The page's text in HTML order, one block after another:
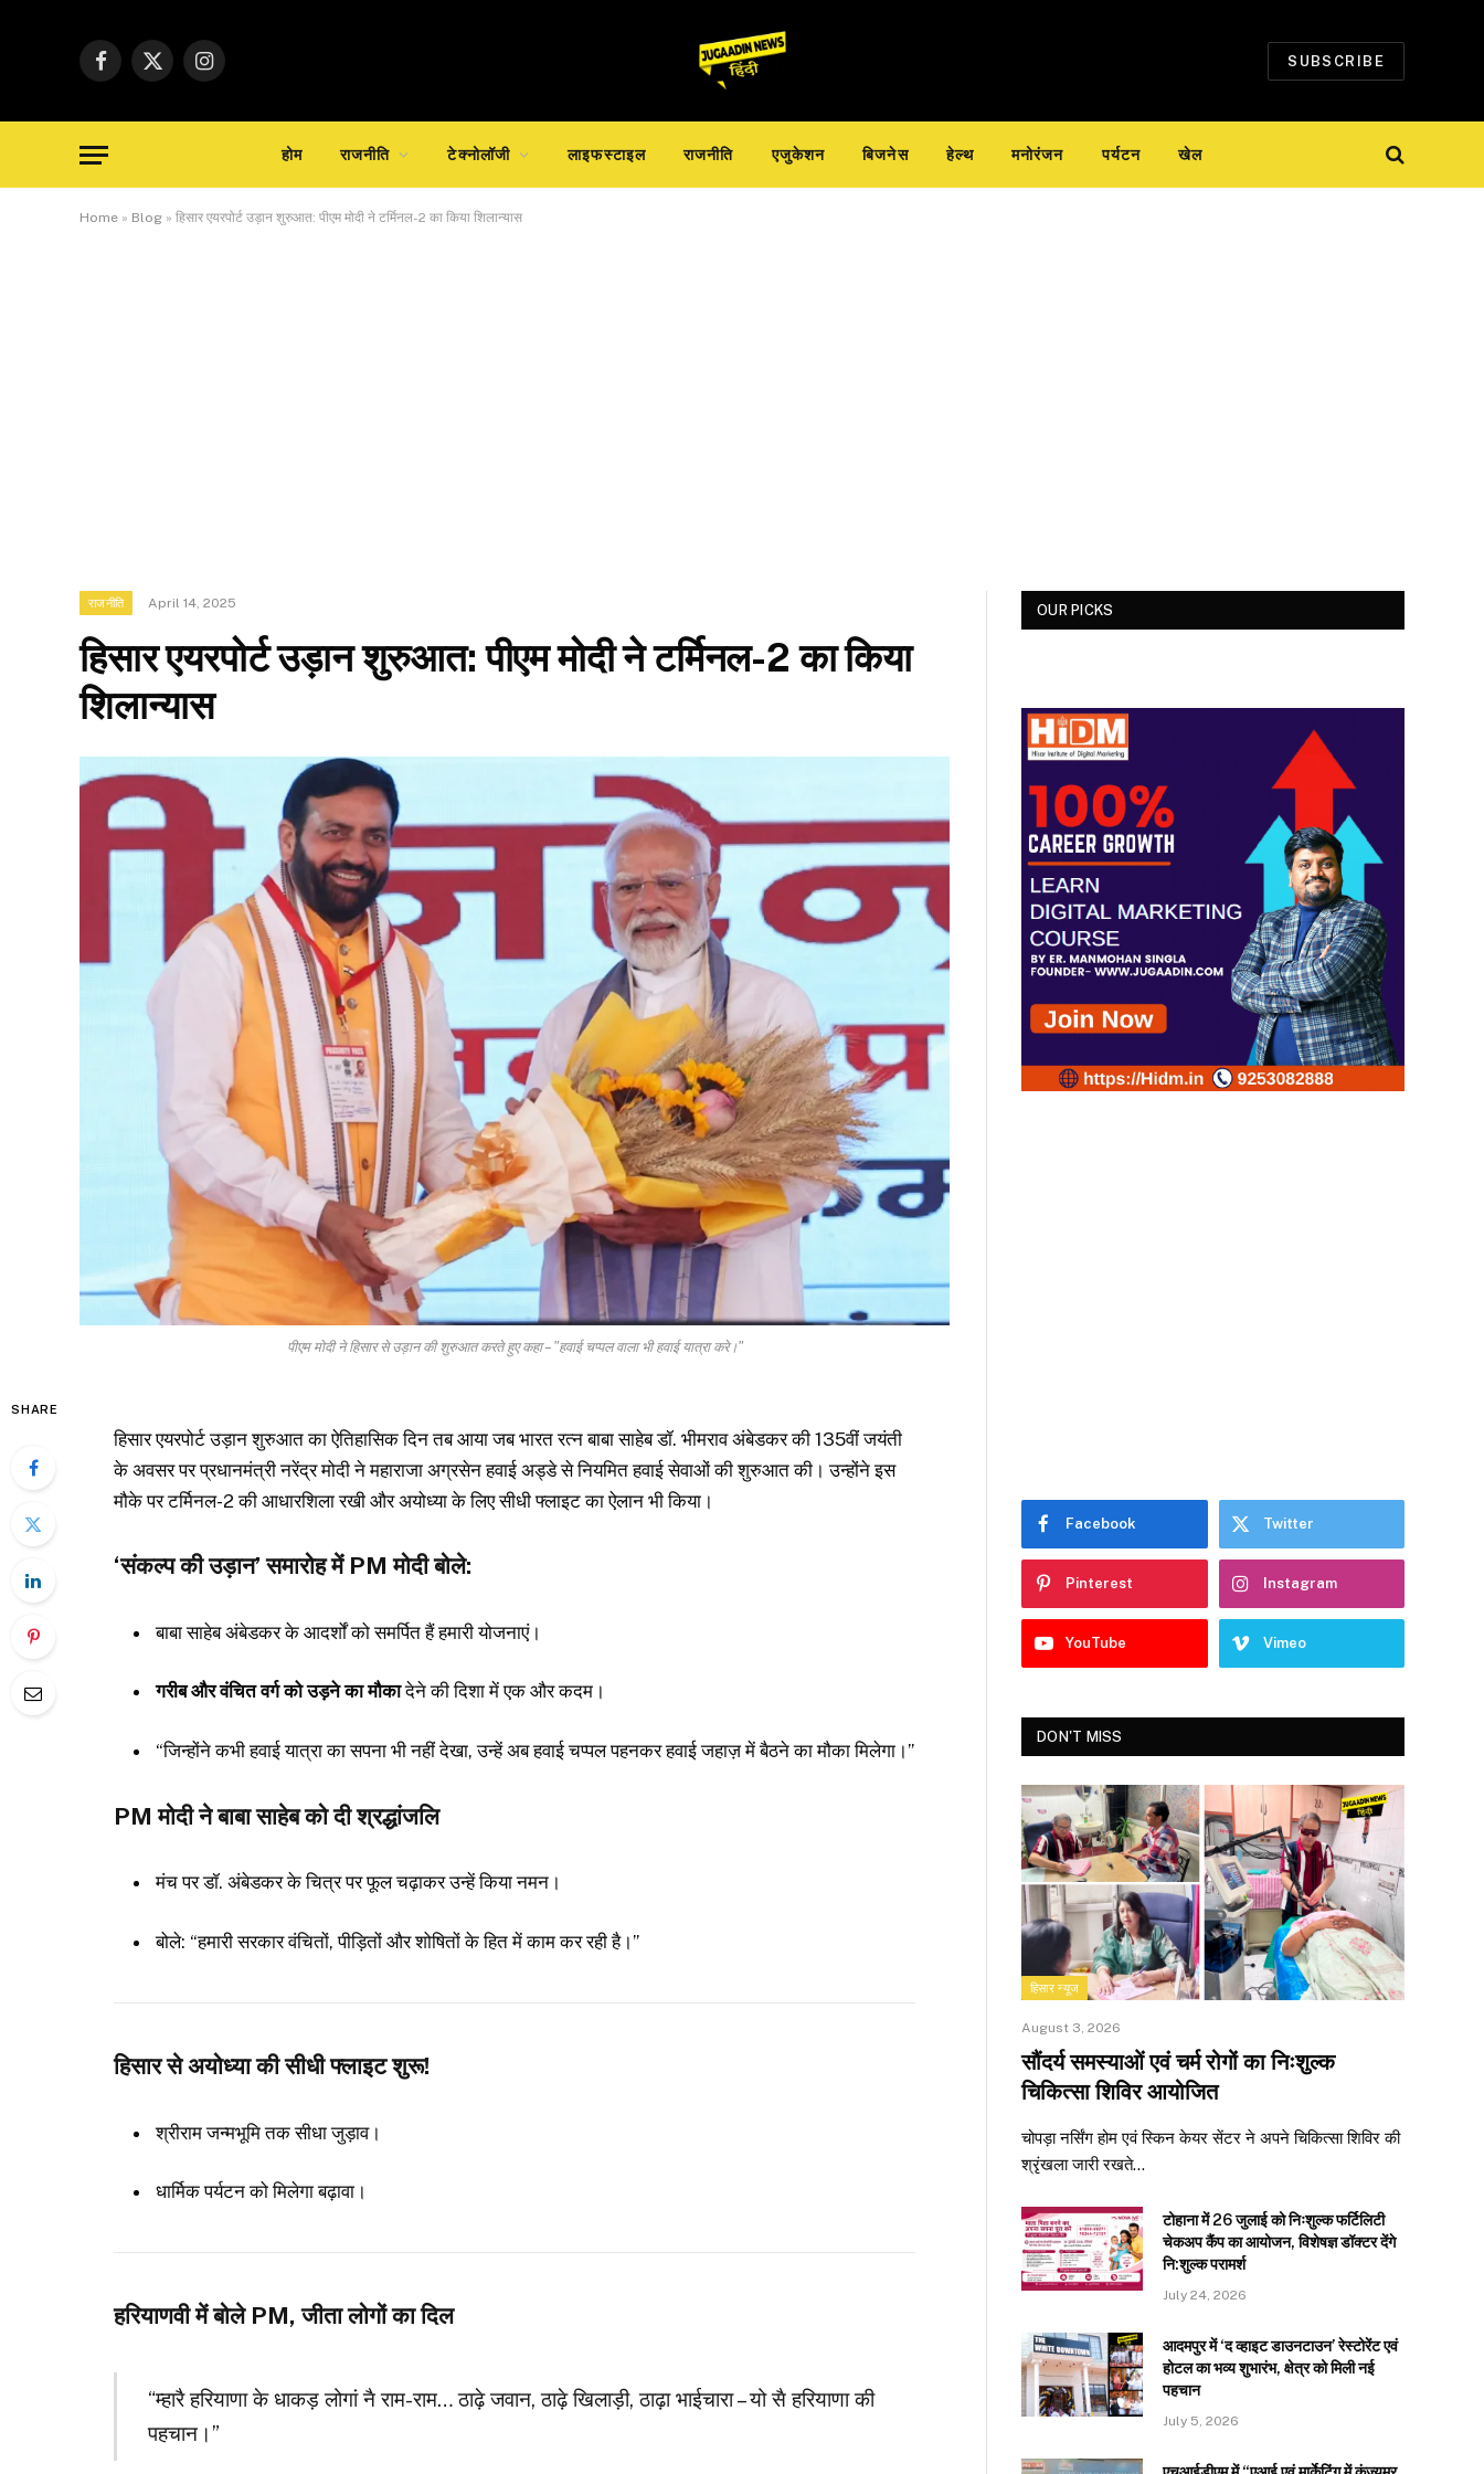
Facebook
X
Instagram
SUBSCRIBE
होम राजनीति टेक्नोलॉजी लाइफस्टाइल राजनीति एजुकेशन बिजनेस हेल्थ मनोरंजन पर्यटन खेल
Home » Blog » हिसार एयरपोर्ट उड़ान शुरुआत: पीएम मोदी ने टर्मिनल-2 का किया शिलान्यास
राजनीति April 14, 2025
हिसार एयरपोर्ट उड़ान शुरुआत: पीएम मोदी ने टर्मिनल-2 का किया
शिलान्यास
पीएम मोदी ने हिसार से उड़ान की शुरुआत करते हुए कहा – "हवाई चप्पल वाला भी हवाई यात्रा करे।"
SHARE
हिसार एयरपोर्ट उड़ान शुरुआत का ऐतिहासिक दिन तब आया जब भारत रत्न बाबा साहेब डॉ. भीमराव अंबेडकर की 135वीं जयंती
के अवसर पर प्रधानमंत्री नरेंद्र मोदी ने महाराजा अग्रसेन हवाई अड्डे से नियमित हवाई सेवाओं की शुरुआत की। उन्होंने इस
मौके पर टर्मिनल-2 की आधारशिला रखी और अयोध्या के लिए सीधी फ्लाइट का ऐलान भी किया।
‘संकल्प की उड़ान’ समारोह में PM मोदी बोले:
बाबा साहेब अंबेडकर के आदर्शों को समर्पित हैं हमारी योजनाएं।
गरीब और वंचित वर्ग को उड़ने का मौकादेने की दिशा में एक और कदम।
“जिन्होंने कभी हवाई यात्रा का सपना भी नहीं देखा, उन्हें अब हवाई चप्पल पहनकर हवाई जहाज़ में बैठने का मौका मिलेगा।”
PM मोदी ने बाबा साहेब को दी श्रद्धांजलि
मंच पर डॉ. अंबेडकर के चित्र पर फूल चढ़ाकर उन्हें किया नमन।
बोले: “हमारी सरकार वंचितों, पीड़ितों और शोषितों के हित में काम कर रही है।”
हिसार से अयोध्या की सीधी फ्लाइट शुरू!
श्रीराम जन्मभूमि तक सीधा जुड़ाव।
धार्मिक पर्यटन को मिलेगा बढ़ावा।
हरियाणवी में बोले PM, जीता लोगों का दिल
“म्हारै हरियाणा के धाकड़ लोगां नै राम-राम… ठाढ़े जवान, ठाढ़े खिलाड़ी, ठाढ़ा भाईचारा – यो सै हरियाणा की
पहचान।”
OUR PICKS
Facebook Twitter
Pinterest Instagram
YouTube Vimeo
DON'T MISS
हिसार न्यूज
August 3, 2026
सौंदर्य समस्याओं एवं चर्म रोगों का निःशुल्क
चिकित्सा शिविर आयोजित
चोपड़ा नर्सिंग होम एवं स्किन केयर सेंटर ने अपने चिकित्सा शिविर की
श्रृंखला जारी रखते…
टोहाना में 26 जुलाई को निःशुल्क फर्टिलिटी
चेकअप कैंप का आयोजन, विशेषज्ञ डॉक्टर देंगे
नि:शुल्क परामर्श
July 24, 2026
आदमपुर में ‘द व्हाइट डाउनटाउन’ रेस्टोरेंट एवं
होटल का भव्य शुभारंभ, क्षेत्र को मिली नई
पहचान
July 5, 2026